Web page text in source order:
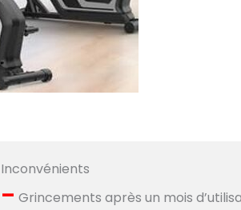
Inconvénients
– Grincements après un mois